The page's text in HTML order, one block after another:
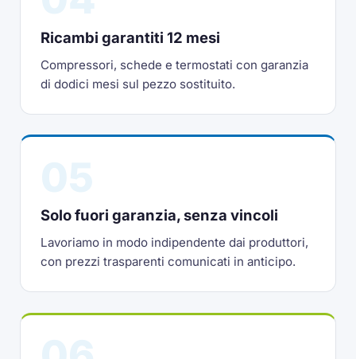
Ricambi garantiti 12 mesi
Compressori, schede e termostati con garanzia
di dodici mesi sul pezzo sostituito.
Solo fuori garanzia, senza vincoli
Lavoriamo in modo indipendente dai produttori,
con prezzi trasparenti comunicati in anticipo.